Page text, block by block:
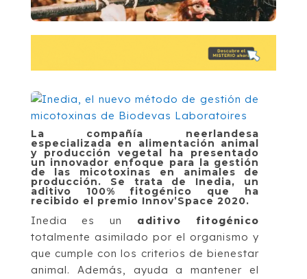
La compañía neerlandesa
especializada en alimentación animal
y producción vegetal ha presentado
un innovador enfoque para la gestión
de las micotoxinas en animales de
producción. Se trata de Inedia, un
aditivo 100% fitogénico que ha
recibido el premio Innov’Space 2020.
Inedia es un aditivo fitogénico
totalmente asimilado por el organismo y
que cumple con los criterios de bienestar
animal. Además, ayuda a mantener el